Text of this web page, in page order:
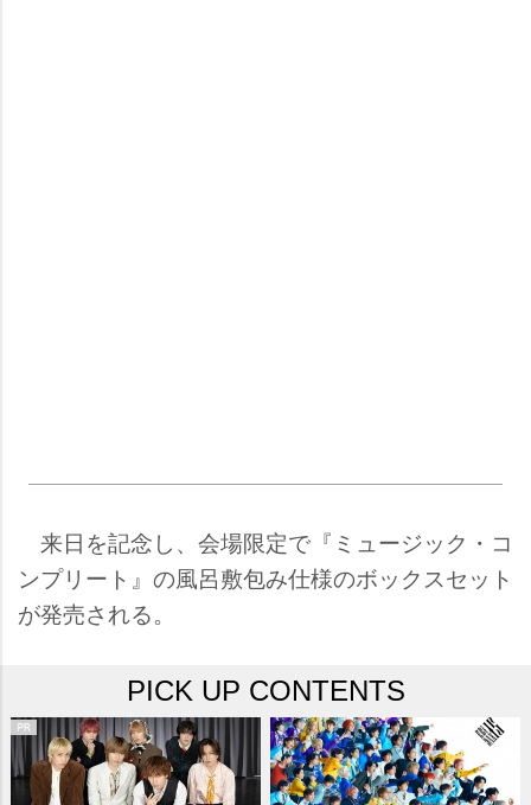
来日を記念し、会場限定で『ミュージック・コ
ンプリート』の風呂敷包み仕様のボックスセット
が発売される。
PICK UP CONTENTS